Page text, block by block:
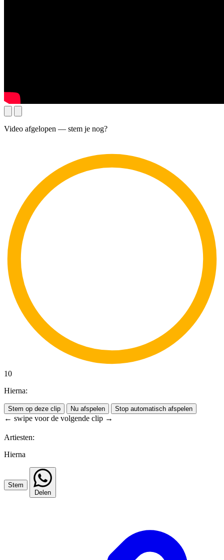
Video afgelopen — stem je nog?
10
Hierna:
Stem op deze clip Nu afspelen Stop automatisch afspelen
← swipe voor de volgende clip →
Artiesten:
Hierna
Stem
Delen